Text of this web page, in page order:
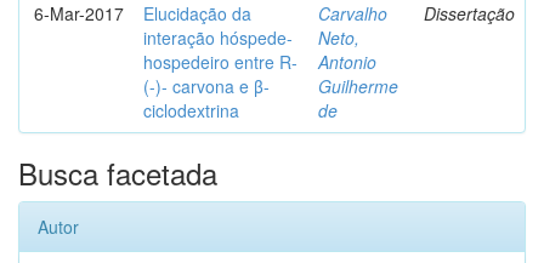
6-Mar-2017
Elucidação da
interação hóspede-
hospedeiro entre R-
(-)- carvona e β-
ciclodextrina
Carvalho
Neto,
Antonio
Guilherme
de
Dissertação
Busca facetada
Autor